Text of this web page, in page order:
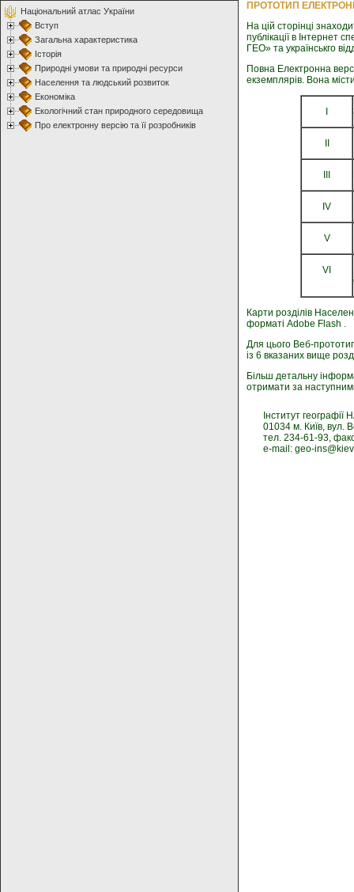
Національний атлас України
Вступ
Загальна характеристика
Історія
Природні умови та природні ресурси
Населення та людський розвиток
Економіка
Екологічний стан природного середовища
Про електронну версію та її розробників
ПРОТОТИП
На цій сторінці
публікації в Інтернет
ГЕО» та українськго
Повна Електронна
екземплярів. Вона
IV
V
VI
Карти розділів
форматі Adobe Flash .
Для цього Веб-
із 6 вказаних вище
Більш детальну
отримати за
Інститут географії
01034 м. Київ, вул.
тел. 234-61-93,
е-mail: geo-